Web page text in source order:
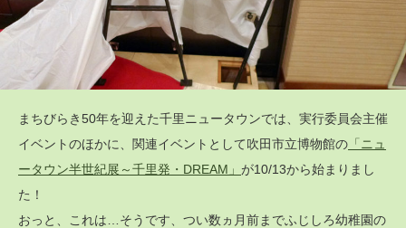
まちびらき50年を迎えた千里ニュータウンでは、実行委員会主催
イベントのほかに、関連イベントとして吹田市立博物館の 「ニュ
ータウン半世紀展～千里発・DREAM」 が10/13から始まりまし
た！
おっと、これは…そうです、つい数ヵ月前までふじしろ幼稚園の